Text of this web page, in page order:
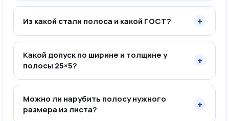
Из какой стали полоса и какой ГОСТ? +
Какой допуск по ширине и толщине у
полосы 25×5?
+
Можно ли нарубить полосу нужного
размера из листа?
+